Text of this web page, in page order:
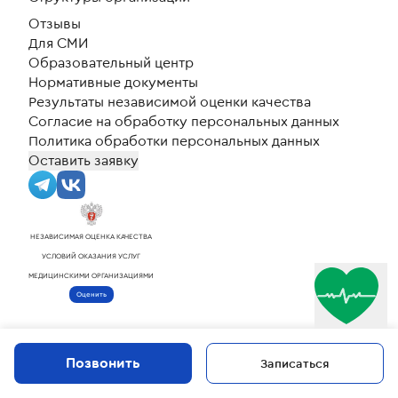
Позвонить Записаться
позднего вечера и в выходной
день обязательно придет, чтобы
справиться о самочувствии своих
пациентов. Григорий Юрьевич -
настоящий профессионал,
который без лишних
формальностей действительно
очень помог мне! Григорий
Юрьевич, примите мои слова
благодарности....
Отзывы
Для СМИ
Образовательный центр
Нормативные документы
Результаты независимой оценки качества
Согласие на обработку персональных данных
Политика обработки персональных данных
Оставить заявку
НЕЗАВИСИМАЯ ОЦЕНКА КАЧЕСТВА
УСЛОВИЙ ОКАЗАНИЯ УСЛУГ
МЕДИЦИНСКИМИ ОРГАНИЗАЦИЯМИ
Оценить